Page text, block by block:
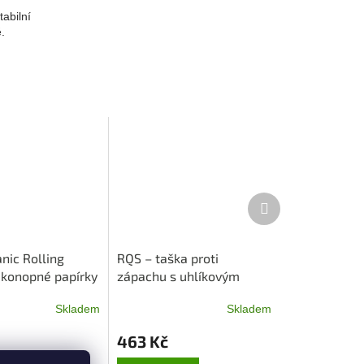
Rolling
papírky
Skladem
RQS – taška proti
zápachu s uhlíkovým
Skladem
463 Kč
Další
produkt